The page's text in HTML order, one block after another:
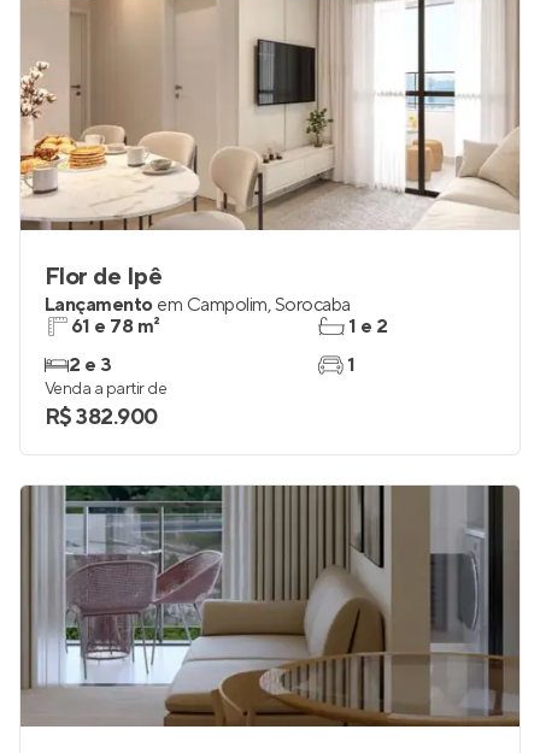
Flor de Ipê
Lançamento em Campolim,Sorocaba
61 e 78 m²
2 e 3
1 e 2
1
Venda a partir de
R$ 382.900